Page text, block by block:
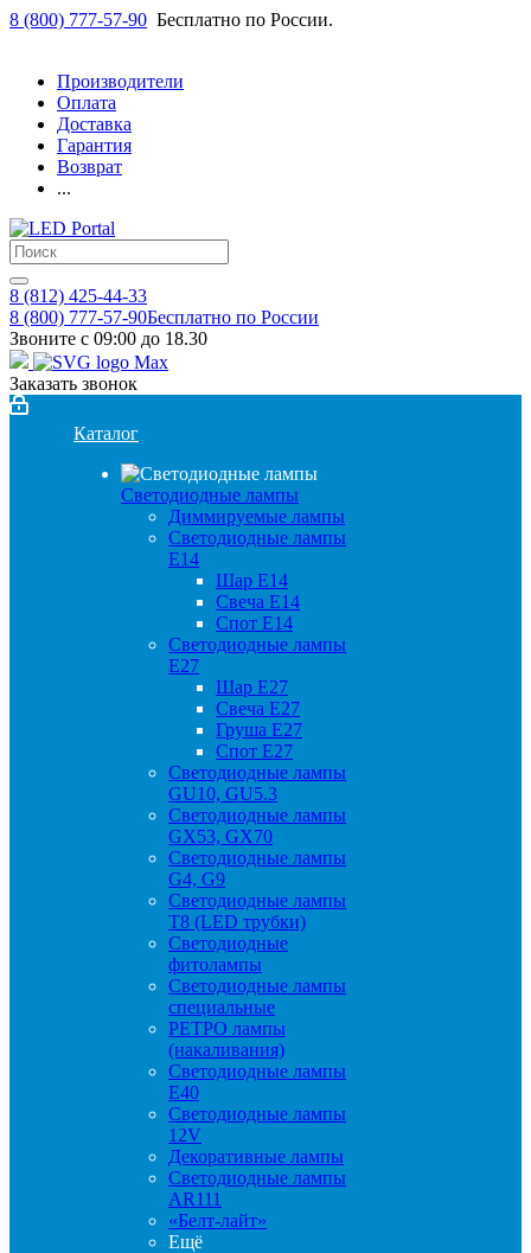
8 (800) 777-57-90 Бесплатно по России.
Производители
Оплата
Доставка
Гарантия
Возврат
...
8 (812) 425-44-33
8 (800) 777-57-90Бесплатно по России
Звоните с 09:00 до 18.30
Заказать звонок
Каталог
Светодиодные лампы
Диммируемые лампы
Светодиодные лампы
Е14
Шар Е14
Свеча Е14
Спот Е14
Светодиодные лампы
Е27
Шар Е27
Свеча Е27
Груша Е27
Спот Е27
Светодиодные лампы
GU10, GU5.3
Светодиодные лампы
GX53, GX70
Светодиодные лампы
G4, G9
Светодиодные лампы
Т8 (LED трубки)
Светодиодные
фитолампы
Светодиодные лампы
специальные
РЕТРО лампы
(накаливания)
Светодиодные лампы
E40
Светодиодные лампы
12V
Декоративные лампы
Светодиодные лампы
AR111
«Белт-лайт»
Ещё